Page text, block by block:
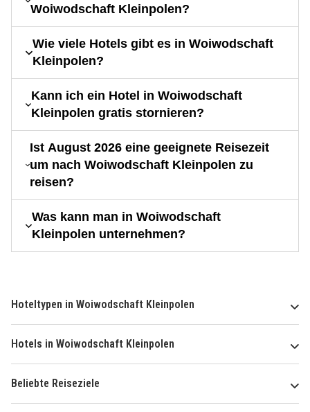
Woiwodschaft Kleinpolen?
Wie viele Hotels gibt es in Woiwodschaft
Kleinpolen?
Kann ich ein Hotel in Woiwodschaft
Kleinpolen gratis stornieren?
Ist August 2026 eine geeignete Reisezeit
um nach Woiwodschaft Kleinpolen zu
reisen?
Was kann man in Woiwodschaft
Kleinpolen unternehmen?
Hoteltypen in Woiwodschaft Kleinpolen
Hotels in Woiwodschaft Kleinpolen
Beliebte Reiseziele